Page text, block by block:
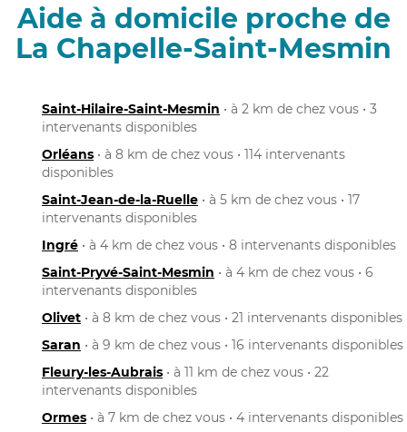
Aide à domicile proche de
La Chapelle-Saint-Mesmin
Saint-Hilaire-Saint-Mesmin • à 2 km de chez vous • 3
intervenants disponibles
Orléans • à 8 km de chez vous • 114 intervenants
disponibles
Saint-Jean-de-la-Ruelle • à 5 km de chez vous • 17
intervenants disponibles
Ingré • à 4 km de chez vous • 8 intervenants disponibles
Saint-Pryvé-Saint-Mesmin • à 4 km de chez vous • 6
intervenants disponibles
Olivet • à 8 km de chez vous • 21 intervenants disponibles
Saran • à 9 km de chez vous • 16 intervenants disponibles
Fleury-les-Aubrais • à 11 km de chez vous • 22
intervenants disponibles
Ormes • à 7 km de chez vous • 4 intervenants disponibles